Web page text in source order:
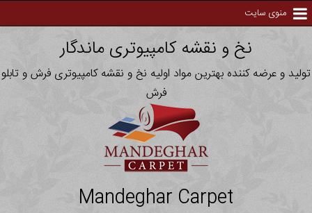
منوی سایت
نخ و نقشه کامپیوتری ماندگار
تولید و عرضه کننده بهترین مواد اولیه نخ و نقشه کامپیوتری فرش و تابلو
فرش
Mandeghar Carpet